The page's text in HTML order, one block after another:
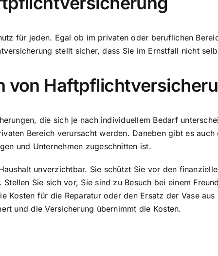
für jeden. Egal ob im privaten oder beruflichen
stellt sicher, dass Sie im Ernstfall nicht
von
die sich je nach individuellem Bedarf
Bereich verursacht werden. Daneben gibt es
und Unternehmen zugeschnitten ist.
unverzichtbar. Sie schützt Sie vor den
Sie sich vor, Sie sind zu Besuch bei einem
Kosten für die Reparatur oder den Ersatz der Vase
und die Versicherung übernimmt die Kosten.